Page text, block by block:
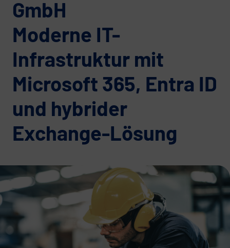
GmbH
Moderne IT-
Infrastruktur mit
Microsoft 365, Entra ID
und hybrider
Exchange-Lösung